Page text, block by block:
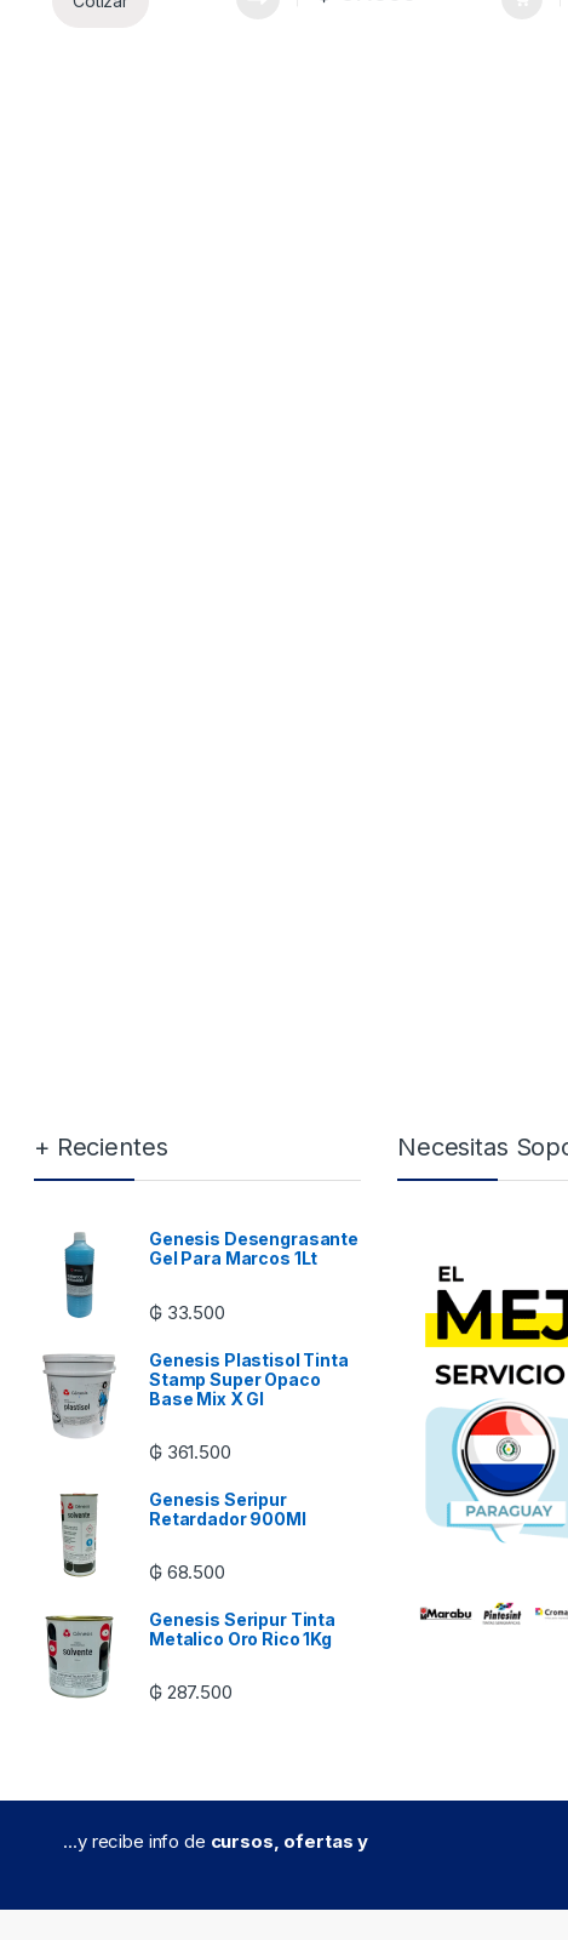
+ Recientes
Genesis Desengrasante
Gel Para Marcos 1Lt
₲ 33.500
Genesis Plastisol Tinta
Stamp Super Opaco
Base Mix X Gl
₲ 361.500
Genesis Seripur
Retardador 900Ml
₲ 68.500
Genesis Seripur Tinta
Metalico Oro Rico 1Kg
₲ 287.500
Necesitas
...y recibe info de cursos, ofertas y